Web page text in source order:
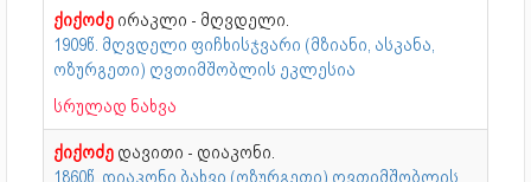
ქიქოძე ირაკლი - მღვდელი.
1909წ. მღვდელი ფიჩხისჯვარი (მზიანი, ასკანა,
ოზურგეთი) ღვთიმშობლის ეკლესია
სრულად ნახვა
ქიქოძე დავითი - დიაკონი.
1860წ. დიაკონი ბახვი (ოზურგეთი) ღვთიმშობლის